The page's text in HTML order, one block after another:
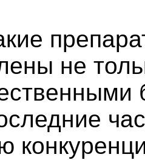
не